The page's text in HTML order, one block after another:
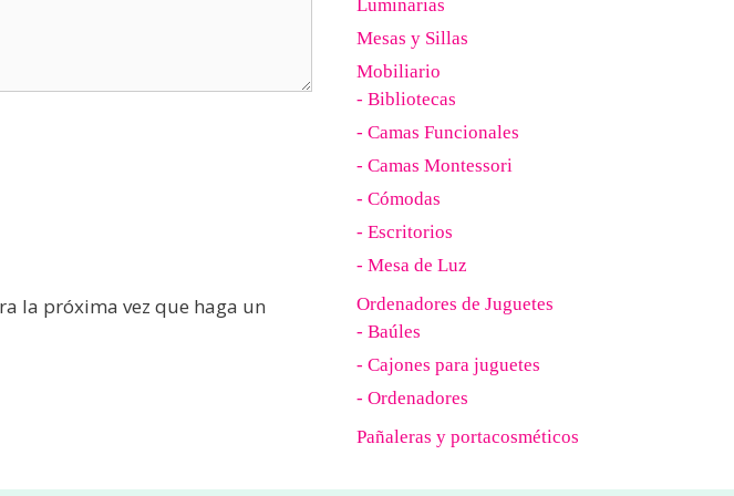
la próxima vez que haga un
Luminarias
Mesas y Sillas
Mobiliario
- Bibliotecas
- Camas Funcionales
- Camas Montessori
- Cómodas
- Escritorios
- Mesa de Luz
Ordenadores de Juguetes
- Baúles
- Cajones para juguetes
- Ordenadores
Pañaleras y portacosméticos